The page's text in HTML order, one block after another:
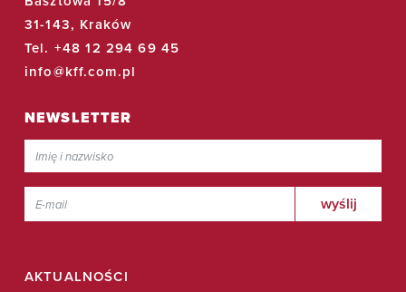
31-143, Kraków
Tel. +48 12 294 69 45
info@kff.com.pl
NEWSLETTER
AKTUALNOŚCI